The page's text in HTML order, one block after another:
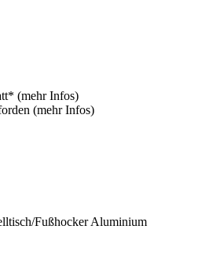
(mehr Infos)
(mehr Infos)
Fußhocker Aluminium